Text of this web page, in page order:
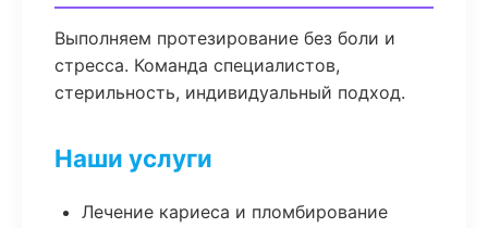
Выполняем протезирование без боли и
стресса. Команда специалистов,
стерильность, индивидуальный подход.
Наши услуги
Лечение кариеса и пломбирование